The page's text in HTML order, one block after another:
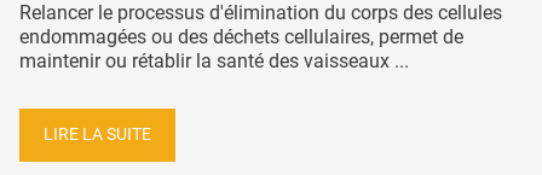
Relancer le processus d'élimination du corps des cellules
endommagées ou des déchets cellulaires, permet de
maintenir ou rétablir la santé des vaisseaux ...
LIRE LA SUITE